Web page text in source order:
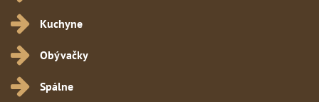
Kuchyne
Obývačky
Spálne